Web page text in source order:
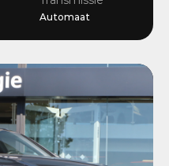
Automaat